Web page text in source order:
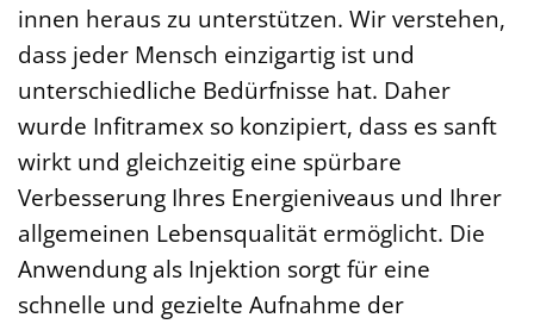
innen heraus zu unterstützen. Wir verstehen,
dass jeder Mensch einzigartig ist und
unterschiedliche Bedürfnisse hat. Daher
wurde Infitramex so konzipiert, dass es sanft
wirkt und gleichzeitig eine spürbare
Verbesserung Ihres Energieniveaus und Ihrer
allgemeinen Lebensqualität ermöglicht. Die
Anwendung als Injektion sorgt für eine
schnelle und gezielte Aufnahme der